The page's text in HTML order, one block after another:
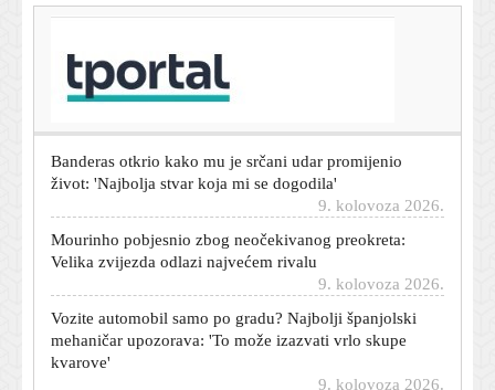
Ljudi čekali ispred policije na +40, a onda se dogodio
preokret: Jedan je čovjek odlučio podići glas
Banderas otkrio kako mu je srčani udar promijenio
život: 'Najbolja stvar koja mi se dogodila'
9. kolovoza 2026.
Mourinho pobjesnio zbog neočekivanog preokreta:
Velika zvijezda odlazi najvećem rivalu
Vozite automobil samo po gradu? Najbolji španjolski
mehaničar upozorava: 'To može izazvati vrlo skupe
kvarove'